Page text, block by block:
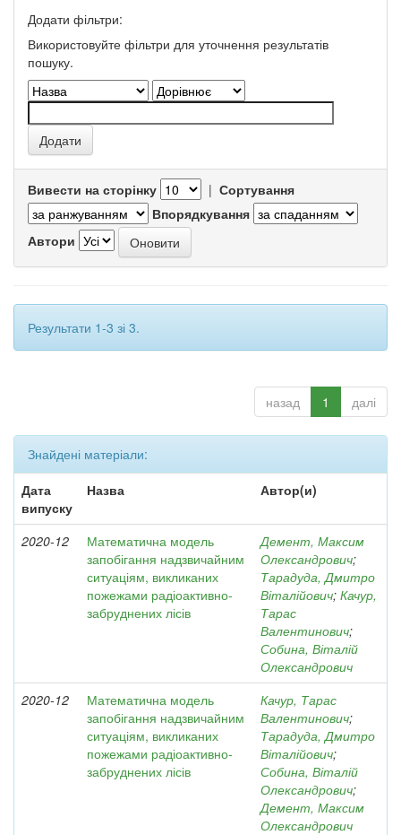
Додати фільтри:
Використовуйте фільтри для уточнення результатів
пошуку.
Вивести на сторінку | Сортування
Впорядкування
Автори
Результати 1-3 зі 3.
назад 1 далі
Знайдені матеріали:
Дата
випуску
Назва Автор(и)
2020-12
Математична модель
запобігання надзвичайним
ситуаціям, викликаних
пожежами радіоактивно-
забруднених лісів
Демент, Максим
Олександрович;
Тарадуда, Дмитро
Віталійович; Качур,
Тарас
Валентинович;
Собина, Віталій
Олександрович
2020-12
Математична модель
запобігання надзвичайним
ситуаціям, викликаних
пожежами радіоактивно-
забруднених лісів
Качур, Тарас
Валентинович;
Тарадуда, Дмитро
Віталійович;
Собина, Віталій
Олександрович;
Демент, Максим
Олександрович